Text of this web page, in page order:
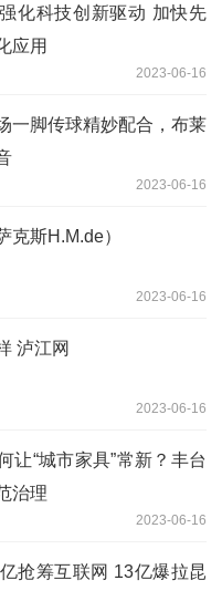
化科技创新驱动 加快先
应用
2023-06-16
一脚传球精妙配合，布莱
2023-06-16
克斯H.M.de）
2023-06-16
泸江网
2023-06-16
让“城市家具”常新？丰台
治理
2023-06-16
抢筹互联网 13亿爆拉昆